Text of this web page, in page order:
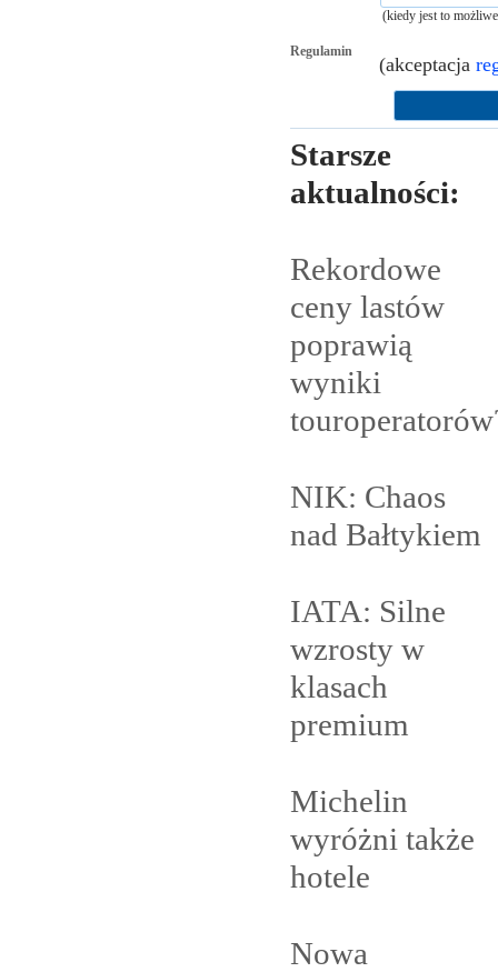
(kiedy jest to
Regulamin
(akceptacja
Starsze
aktualności:
Rekordowe
ceny lastów
poprawią
wyniki
NIK: Chaos
nad Bałtykiem
IATA: Silne
wzrosty w
klasach
premium
Michelin
wyróżni także
hotele
Nowa